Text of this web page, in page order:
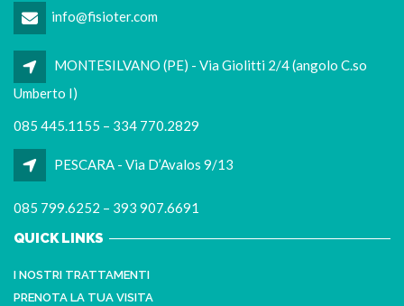
info@fisioter.com
MONTESILVANO (PE) - Via Giolitti 2/4 (angolo C.so
Umberto I)
085 445.1155 – 334 770.2829
PESCARA - Via D’Avalos 9/13
085 799.6252 – 393 907.6691
QUICK LINKS
I NOSTRI TRATTAMENTI
PRENOTA LA TUA VISITA